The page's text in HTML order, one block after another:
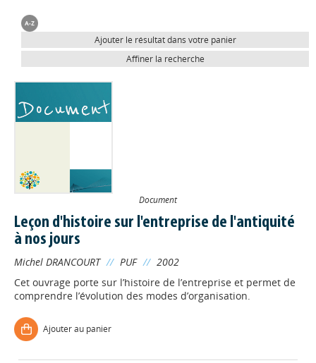
Ajouter le résultat dans votre panier
Affiner la recherche
Document
Leçon d'histoire sur l'entreprise de l'antiquité
à nos jours
Michel DRANCOURT // PUF // 2002
Cet ouvrage porte sur l’histoire de l’entreprise et permet de
comprendre l’évolution des modes d’organisation.
Ajouter au panier
Appels à projets